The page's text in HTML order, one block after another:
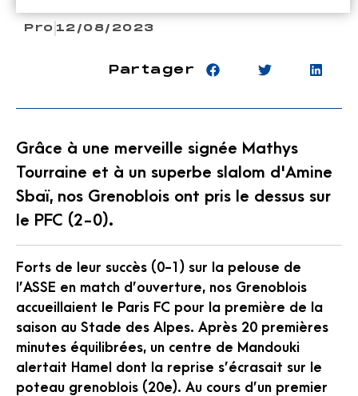
Pro 12/08/2023
Partager
Grâce à une merveille signée Mathys
Tourraine et à un superbe slalom d'Amine
Sbaï, nos Grenoblois ont pris le dessus sur
le PFC (2-0).
Forts de leur succès (0-1) sur la pelouse de
l’ASSE en match d’ouverture, nos Grenoblois
accueillaient le Paris FC pour la première de la
saison au Stade des Alpes. Après 20 premières
minutes équilibrées, un centre de Mandouki
alertait Hamel dont la reprise s’écrasait sur le
poteau grenoblois (20e). Au cours d’un premier